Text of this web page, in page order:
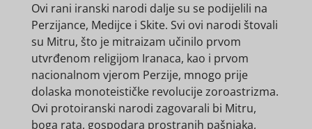
Ovi rani iranski narodi dalje su se podijelili na
Perzijance, Medijce i Skite. Svi ovi narodi štovali
su Mitru, što je mitraizam učinilo prvom
utvrđenom religijom Iranaca, kao i prvom
nacionalnom vjerom Perzije, mnogo prije
dolaska monoteističke revolucije zoroastrizma.
Ovi protoiranski narodi zagovarali bi Mitru,
boga rata, gospodara prostranih pašnjaka,